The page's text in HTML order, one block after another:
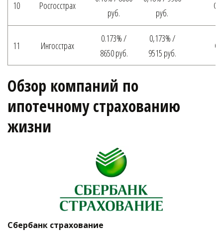
10 Росгосстрах
руб.
руб.
11 Ингосстрах
0.173% /
8650 руб.
0,173% /
9515 руб.
Обзор компаний по
ипотечному страхованию
жизни
Сбербанк страхование